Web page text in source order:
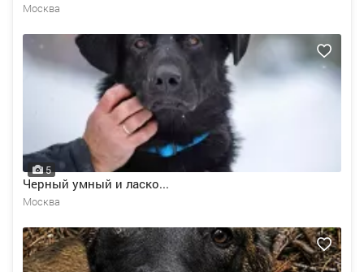
Москва
Черный умный и ласко...
5
Москва